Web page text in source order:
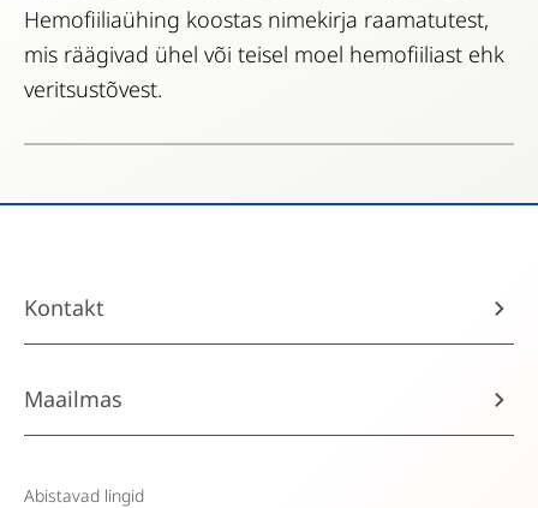
Hemofiiliaühing koostas nimekirja raamatutest,
mis räägivad ühel või teisel moel hemofiiliast ehk
veritsustõvest.
Kontakt
Maailmas
Abistavad lingid